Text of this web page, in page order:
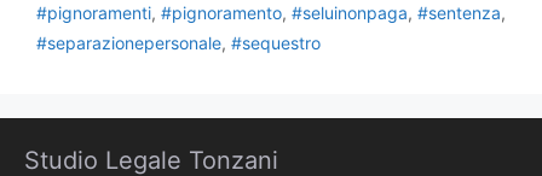
#pignoramenti, #pignoramento, #seluinonpaga, #sentenza,
#separazionepersonale, #sequestro
Studio Legale Tonzani